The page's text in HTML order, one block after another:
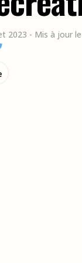
2023 - Mis à jour